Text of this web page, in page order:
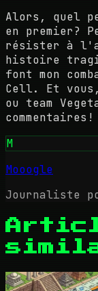
Alors, quel
en premier?
résister à
histoire
font mon
Cell. Et
ou team
commentaires!
M
Mooogle
Journaliste